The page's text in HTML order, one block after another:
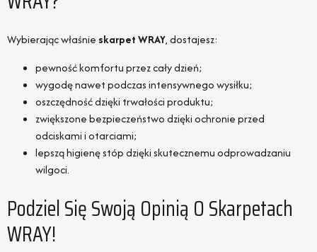
Wybierając właśnie skarpet WRAY, dostajesz:
pewność komfortu przez cały dzień;
wygodę nawet podczas intensywnego wysiłku;
oszczędność dzięki trwałości produktu;
zwiększone bezpieczeństwo dzięki ochronie przed
odciskami i otarciami;
lepszą higienę stóp dzięki skutecznemu odprowadzaniu
wilgoci.
Podziel Się Swoją Opinią O Skarpetach
WRAY!